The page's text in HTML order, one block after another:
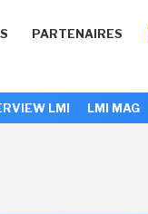
PARTENAIRES
LMI LMI MAG